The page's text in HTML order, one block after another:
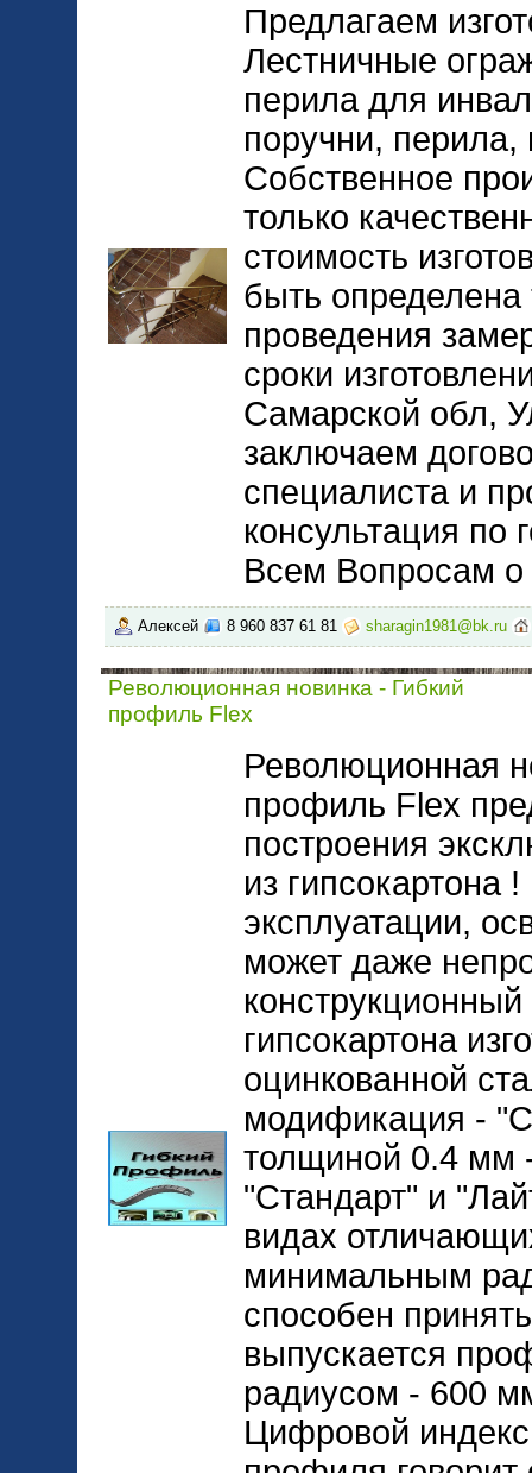
Предлагаем
Лестничные
перила для
поручни,
Собственное
только
стоимость
быть определена
проведения
сроки
Самарской обл,
заключаем
специалиста и
консультация по
Всем Вопросам о
Алексей 8 960 837 61 81 sharagin1981@bk.ru
Революционная новинка - Гибкий
профиль Flex
Революционная
профиль Flex
построения
из гипсокартона
эксплуатации,
может даже
гипсокартона
оцинкованной
модификация -
толщиной 0.4 мм
"Стандарт" и
видах
минимальным
способен
выпускается
радиусом - 600
Цифровой